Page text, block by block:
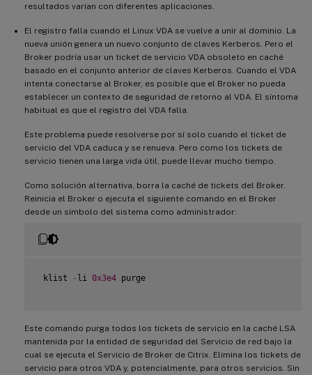
resultados varían con diferentes aplicaciones.
El registro falla cuando el Linux VDA se vuelve a unir al dominio. La
nueva unión genera un nuevo conjunto de claves Kerberos. Pero el
Broker podría usar un ticket de servicio VDA obsoleto en caché
basado en el conjunto anterior de claves Kerberos. Cuando el VDA
intenta conectarse al Broker, es posible que el Broker no pueda
establecer un contexto de seguridad de retorno al VDA. El síntoma
habitual es que el registro del VDA falla.
Este problema puede resolverse por sí solo cuando el ticket de
servicio del VDA caduca y se renueva. Pero como los tickets de
servicio tienen una larga vida útil, puede llevar mucho tiempo.
Como solución alternativa, borra la caché de tickets del Broker.
Reinicia el Broker o ejecuta el siguiente comando en el Broker
desde un símbolo del sistema como administrador:
klist - li 0x3e4 purge
Este comando purga todos los tickets de servicio en la caché LSA
mantenida por la entidad de seguridad del Servicio de red bajo la
cual se ejecuta el Servicio de Broker de Citrix. Elimina los tickets de
servicio para otros VDA y, potencialmente, para otros servicios. Sin